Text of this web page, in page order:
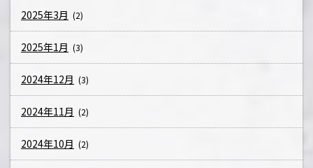
2025年3月 (2)
2025年1月 (3)
2024年12月 (3)
2024年11月 (2)
2024年10月 (2)